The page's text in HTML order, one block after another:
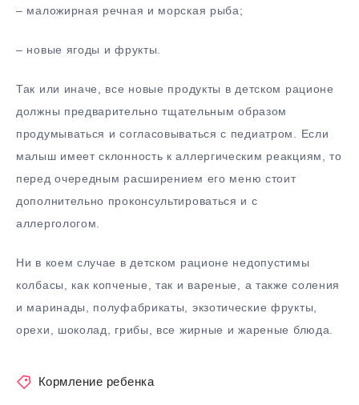
– маложирная речная и морская рыба;
– новые ягоды и фрукты.
Так или иначе, все новые продукты в детском рационе
должны предварительно тщательным образом
продумываться и согласовываться с педиатром. Если
малыш имеет склонность к аллергическим реакциям, то
перед очередным расширением его меню стоит
дополнительно проконсультироваться и с
аллергологом.
Ни в коем случае в детском рационе недопустимы
колбасы, как копченые, так и вареные, а также соления
и маринады, полуфабрикаты, экзотические фрукты,
орехи, шоколад, грибы, все жирные и жареные блюда.
Кормление ребенка